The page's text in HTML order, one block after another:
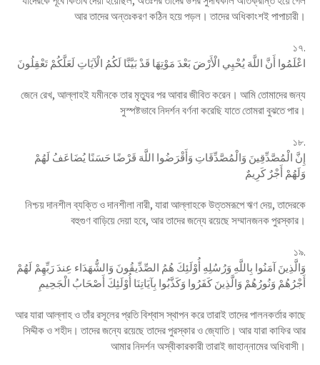
আর তাদের অন্তঃকরণ কঠিন হয়ে পড়ল। তাদের অধিকাংশই পাপাচারী।
১৭.
اعْلَمُوا أَنَّ اللَّهَ يُحْيِي الْأَرْضَ بَعْدَ مَوْتِهَا قَدْ بَيَّنَّا لَكُمُ الْآيَاتِ لَعَلَّكُمْ تَعْقِلُونَ
জেনে রেখ, আল্লাহই যমীনকে তার মৃত্যুর পর আবার জীবিত করেন। আমি তোমাদের জন্য
সুস্পষ্টভাবে নিদর্শন বর্ণনা করেছি যাতে তোমরা বুঝতে পার।
১৮.
إِنَّ الْمُصَّدِّقِينَ وَالْمُصَّدِّقَاتِ وَأَقْرَضُوا اللَّهَ قَرْضًا حَسَنًا يُضَاعَفُ لَهُمْ
وَلَهُمْ أَجْرٌ كَرِيمٌ
নিশ্চয় দানশীল ব্যক্তি ও দানশীলা নারী, যারা আল্লাহকে উত্তমরূপে ঋণ দেয়, তাদেরকে
বহুগুণ বাড়িয়ে দেয়া হবে, আর তাদের জন্যে রয়েছে সম্মানজনক পুরস্কার।
১৯.
وَالَّذِينَ آمَنُوا بِاللَّهِ وَرُسُلِهِ أُوْلَئِكَ هُمُ الصِّدِّيقُونَ وَالشُّهَدَاء عِندَ رَبِّهِمْ لَهُمْ
أَجْرُهُمْ وَنُورُهُمْ وَالَّذِينَ كَفَرُوا وَكَذَّبُوا بِآيَاتِنَا أُوْلَئِكَ أَصْحَابُ الْجَحِيمِ
আর যারা আল্লাহ ও তাঁর রসূলের প্রতি বিশ্বাস স্থাপন করে তারাই তাদের পালনকর্তার কাছে
সিদ্দীক ও শহীদ। তাদের জন্যে রয়েছে তাদের পুরস্কার ও জ্যোতি। আর যারা কাফির আর
আমার নিদর্শন অস্বীকারকারী তারাই জাহান্নামের অধিবাসী।